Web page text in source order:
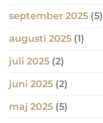
september 2025 (5)
augusti 2025 (1)
juli 2025 (2)
juni 2025 (2)
maj 2025 (5)